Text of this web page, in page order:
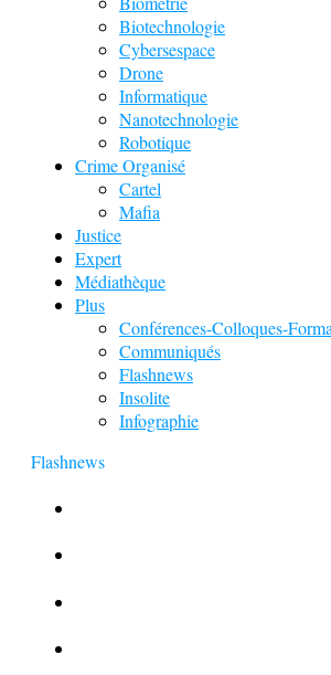
Biotechnologie
Cybersespace
Drone
Informatique
Nanotechnologie
Robotique
Crime Organisé
Cartel
Mafia
Justice
Expert
Médiathèque
Plus
Conférences-Colloques-
Communiqués
Flashnews
Insolite
Infographie
Flashnews